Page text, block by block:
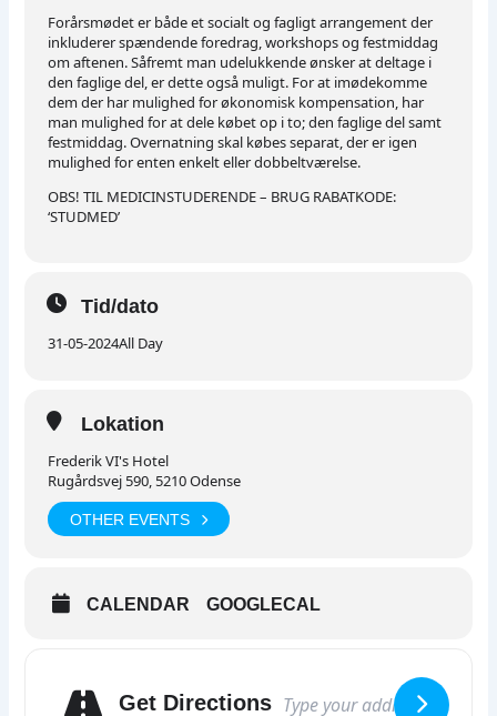
Forårsmødet er både et socialt og fagligt arrangement der
inkluderer spændende foredrag, workshops og festmiddag
om aftenen. Såfremt man udelukkende ønsker at deltage i
den faglige del, er dette også muligt. For at imødekomme
dem der har mulighed for økonomisk kompensation, har
man mulighed for at dele købet op i to; den faglige del samt
festmiddag. Overnatning skal købes separat, der er igen
mulighed for enten enkelt eller dobbeltværelse.
OBS! TIL MEDICINSTUDERENDE – BRUG RABATKODE:
‘STUDMED’
Tid/dato
31-05-2024All Day
Lokation
Frederik VI's Hotel
Rugårdsvej 590, 5210 Odense
OTHER EVENTS
CALENDAR GOOGLECAL
Get Directions